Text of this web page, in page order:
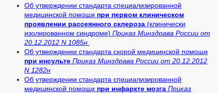
Об утверждении стандарта специализированной
медицинской помощи при первом клиническом
проявлении рассеянного склероза (клинически
изолированном синдроме) Приказ Минздрава России от
20.12.2012 N 1085н
Об утверждении стандарта скорой медицинской помощи
при инсульте Приказ Минздрава России от 20.12.2012
N 1282н
Об утверждении стандарта специализированной
медицинской помощи при инфаркте мозга Приказ